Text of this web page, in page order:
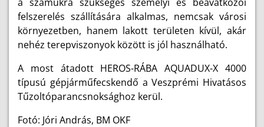
felszerelés szállítására alkalmas, nemcsak városi
környezetben, hanem lakott területen kívül, akár
nehéz terepviszonyok között is jól használható.
A most átadott HEROS-RÁBA AQUADUX-X 4000
típusú gépjárműfecskendő a Veszprémi Hivatásos
Tűzoltóparancsnoksághoz kerül.
Fotó: Jóri András, BM OKF